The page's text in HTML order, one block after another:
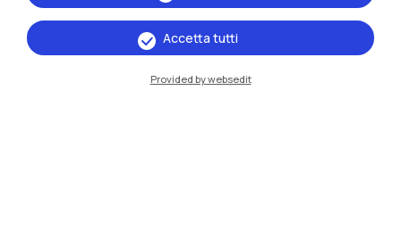
IT EN
Sedi
Milano Leonardo
Accetta tutti
Provided by websedit